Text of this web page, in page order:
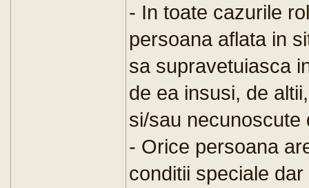
- In toate cazurile
persoana aflata in
sa supravetuiasca
de ea insusi, de
si/sau necunoscute
- Orice persoana
conditii speciale